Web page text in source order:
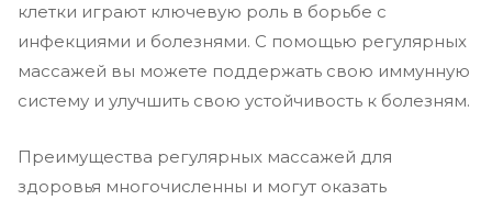
клетки играют ключевую роль в борьбе с
инфекциями и болезнями. С помощью регулярных
массажей вы можете поддержать свою иммунную
систему и улучшить свою устойчивость к болезням.
Преимущества регулярных массажей для
здоровья многочисленны и могут оказать